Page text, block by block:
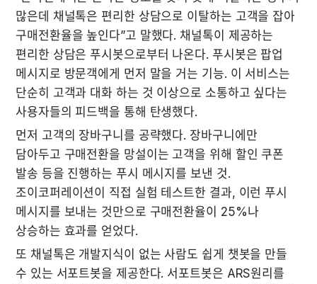
많은데 채널톡은 편리한 상담으로 이탈하는 고객을 잡아
구매전환율을 높인다”고 말했다. 채널톡이 제공하는
편리한 상담은 푸시봇으로부터 나온다. 푸시봇은 팝업
메시지로 방문객에게 먼저 말을 거는 기능. 이 서비스는
단순히 고객과 대화 하는 것 이상으로 소통하고 싶다는
사용자들의 피드백을 통해 탄생했다.
먼저 고객의 장바구니를 공략했다. 장바구니에만
담아두고 구매전환을 망설이는 고객을 위해 할인 쿠폰
발송 등을 진행하는 푸시 메시지를 보낸 것.
조이코퍼레이션이 직접 실험 테스트한 결과, 이런 푸시
메시지를 보내는 것만으로 구매전환율이 25%나
상승하는 효과를 얻었다.
또 채널톡은 개발지식이 없는 사람도 쉽게 챗봇을 만들
수 있는 서포트봇을 제공한다. 서포트봇은 ARS원리를